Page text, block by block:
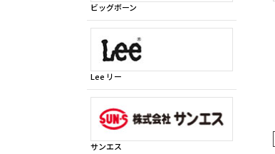
ビッグボーン
Lee リー
サンエス